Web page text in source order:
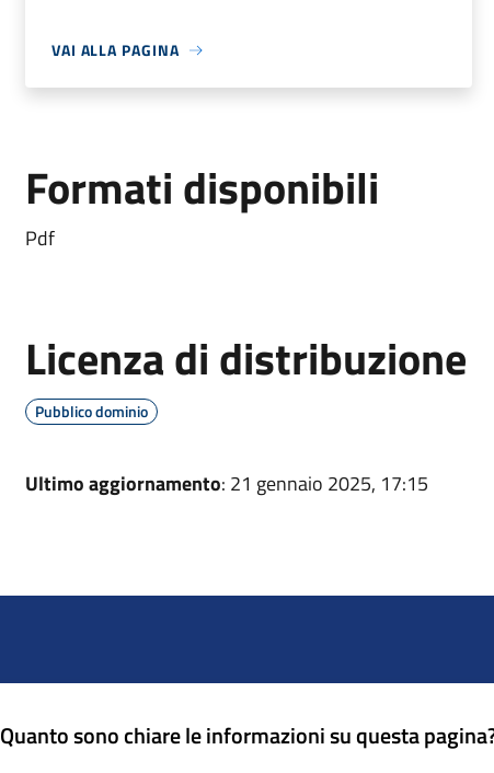
VAI ALLA PAGINA
Formati disponibili
Pdf
Licenza di distribuzione
Pubblico dominio
Ultimo aggiornamento: 21 gennaio 2025, 17:15
Quanto sono chiare le informazioni su questa